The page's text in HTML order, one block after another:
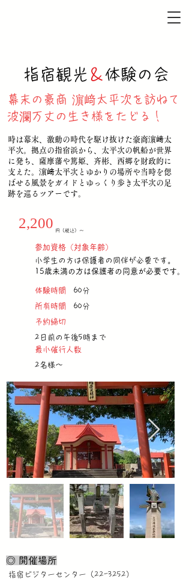
​指宿観光 ＆ 体験の会
幕末の豪商 濵﨑太平次 を訪ねて
波瀾万丈の生き様をたどる！
時は幕末、激動の時代を駆け抜けた豪商濵﨑太
平次。拠点の指宿浜から、太平次の帆船が世界
に発ち、薩摩藩や篤姫、斉彬、西郷を財政的に
支えた。濵﨑太平次とゆかりの場所や当時を偲
ばせる風景をガイドとゆっくり歩き太平次の足
跡を巡るツアーです。
2,200 円（税込）〜
​参加資格（対象年齢）
小学生の方は保護者の同伴が必要です。
15歳未満の方は保護者の同意が必要です。
体験時間 60分
所有時間 60分
最小催行人数
2名様～
予約締切
2日前の午後5時まで
指宿ビジターセンター（22-3252）
◎ 開催場所